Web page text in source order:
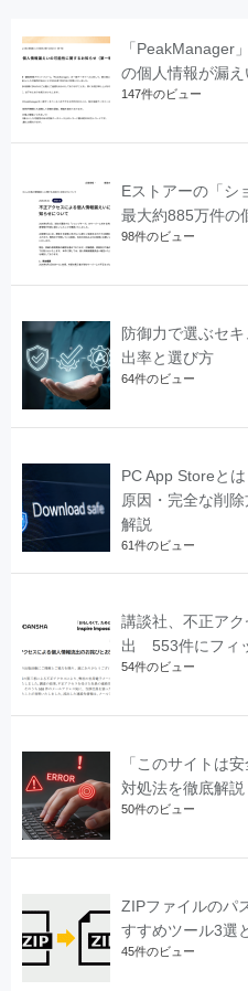
「PeakManager
の個人情報が漏
147件のビュー
Eストアーの「シ
最大約885万件の
98件のビュー
防御力で選ぶセ
出率と選び方
64件のビュー
PC App Storeと
原因・完全な削
解説
61件のビュー
講談社、不正ア
出 553件にフィ
54件のビュー
「このサイトは
対処法を徹底解
50件のビュー
ZIPファイルのパ
すすめツール3選
45件のビュー